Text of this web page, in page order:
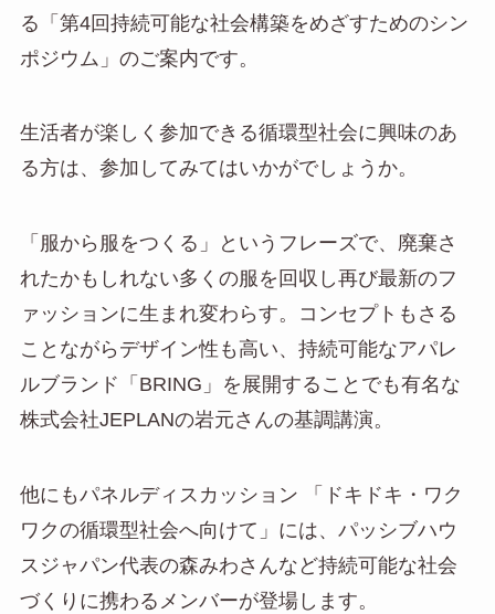
る「第4回持続可能な社会構築をめざすためのシン
ポジウム」のご案内です。
生活者が楽しく参加できる循環型社会に興味のあ
る方は、参加してみてはいかがでしょうか。
「服から服をつくる」というフレーズで、廃棄さ
れたかもしれない多くの服を回収し再び最新のフ
ァッションに生まれ変わらす。コンセプトもさる
ことながらデザイン性も高い、持続可能なアパレ
ルブランド「 BRING 」を展開することでも有名な
株式会社JEPLANの岩元さんの基調講演。
他にもパネルディスカッション 「ドキドキ・ワク
ワクの循環型社会へ向けて」には、パッシブハウ
スジャパン代表の森みわさんなど持続可能な社会
づくりに携わるメンバーが登場します。